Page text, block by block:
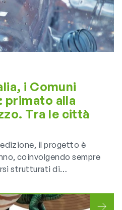
i Comuni
primato alla
Tra le città
il progetto è
coinvolgendo sempre
strutturati di